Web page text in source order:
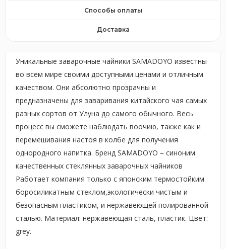
Способы оплаты
Доставка
Уникальные заварочные чайники SAMADOYO известны
во всем мире своими доступными ценами и отличным
качеством. Они абсолютно прозрачны и
предназначены для заваривания китайского чая самых
разных сортов от Улуна до самого обычного. Весь
процесс вы сможете наблюдать воочию, также как и
перемешивания настоя в колбе для получения
однородного напитка. Бренд SAMADOYO – синоним
качественных стеклянных заварочных чайников
Работает компания только с японским термостойким
боросиликатным стеклом,экологически чистым и
безопасным пластиком, и нержавеющей полированной
сталью. Материал: нержавеющая сталь, пластик. Цвет:
grey.